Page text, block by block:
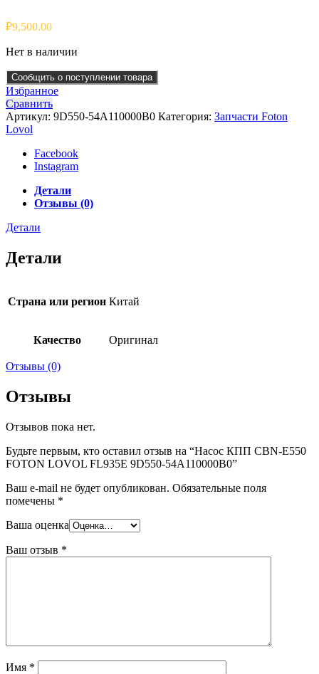
₽9,500.00
Нет в наличии
Сообщить о поступлении товара
Избранное
Сравнить
Артикул: 9D550-54A110000B0 Категория: Запчасти Foton
Lovol
Facebook
Instagram
Детали
Отзывы (0)
Детали
Детали
Страна или регион Китай
Качество Оригинал
Отзывы (0)
Отзывы
Отзывов пока нет.
Будьте первым, кто оставил отзыв на “Насос КПП CBN-E550
FOTON LOVOL FL935E 9D550-54A110000B0”
Ваш e-mail не будет опубликован. Обязательные поля
помечены *
Ваша оценка
Ваш отзыв *
Имя *